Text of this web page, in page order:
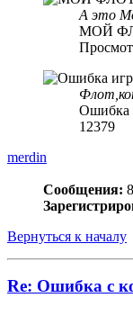
А это
МОЙ
Ошибка
12379
merdin
Сообщения: 8
Вернуться к началу
Re: Ошибка с